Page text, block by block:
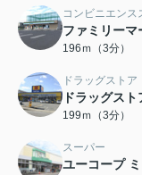
コンビニエンス
ファミリーマ
196ｍ（3分）
ドラッグストア
ドラッグス
199ｍ（3分）
スーパー
ユーコープ